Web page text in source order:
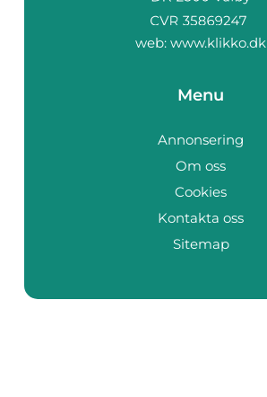
web: www.klikko.dk
Menu
Annonsering
Om oss
Cookies
Kontakta oss
Sitemap